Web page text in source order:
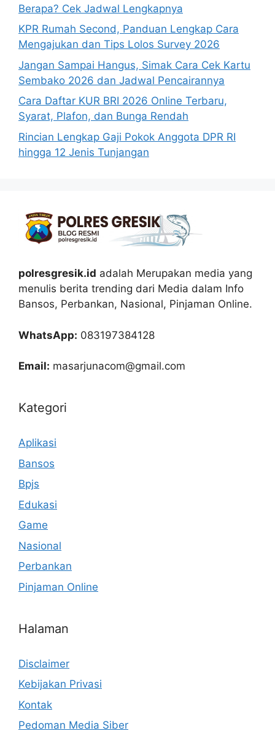
Berapa? Cek Jadwal Lengkapnya
KPR Rumah Second, Panduan Lengkap Cara
Mengajukan dan Tips Lolos Survey 2026
Jangan Sampai Hangus, Simak Cara Cek Kartu
Sembako 2026 dan Jadwal Pencairannya
Cara Daftar KUR BRI 2026 Online Terbaru,
Syarat, Plafon, dan Bunga Rendah
Rincian Lengkap Gaji Pokok Anggota DPR RI
hingga 12 Jenis Tunjangan
polresgresik.id adalah Merupakan media yang
menulis berita trending dari Media dalam Info
Bansos, Perbankan, Nasional, Pinjaman Online.
WhatsApp: 083197384128
Email: masarjunacom@gmail.com
Kategori
Aplikasi
Bansos
Bpjs
Edukasi
Game
Nasional
Perbankan
Pinjaman Online
Halaman
Disclaimer
Kebijakan Privasi
Kontak
Pedoman Media Siber